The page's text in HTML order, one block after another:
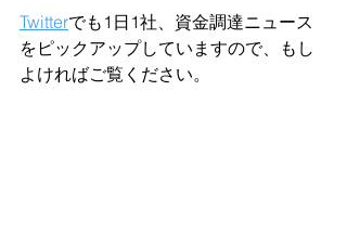
Twitterでも1日1社、資金調達ニュース
をピックアップしていますので、もし
よければご覧ください。